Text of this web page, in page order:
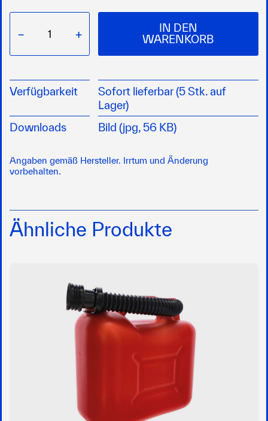
− +
IN DEN
WARENKORB
Verfügbarkeit
Sofort lieferbar (5 Stk. auf
Lager)
Downloads
Bild (jpg, 56 KB)
Angaben gemäß Hersteller. Irrtum und Änderung
vorbehalten.
Ähnliche Produkte